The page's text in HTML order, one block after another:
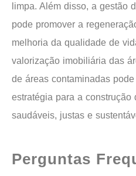
limpa. Além disso, a gestão
pode promover a
melhoria da qualidade de
valorização imobiliária das
de áreas contaminadas
estratégia para a construção
saudáveis, justas e
Perguntas